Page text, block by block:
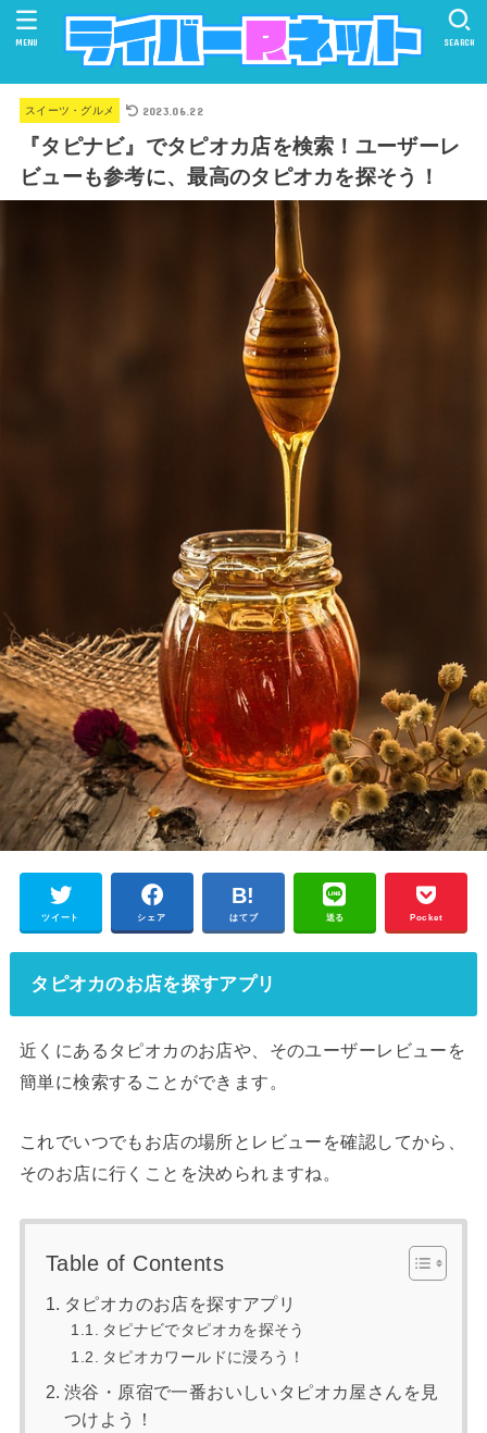
SEARCH
MENU
スイーツ・グルメ 2023.06.22
『タピナビ』でタピオカ店を検索！ユーザーレ
ビューも参考に、最高のタピオカを探そう！
ツイート シェア はてブ 送る Pocket
タピオカのお店を探すアプリ
近くにあるタピオカのお店や、そのユーザーレビューを
簡単に検索することができます。
これでいつでもお店の場所とレビューを確認してから、
そのお店に行くことを決められますね。
Table of Contents
タピオカのお店を探すアプリ
タピナビでタピオカを探そう
タピオカワールドに浸ろう！
渋谷・原宿で一番おいしいタピオカ屋さんを見
つけよう！